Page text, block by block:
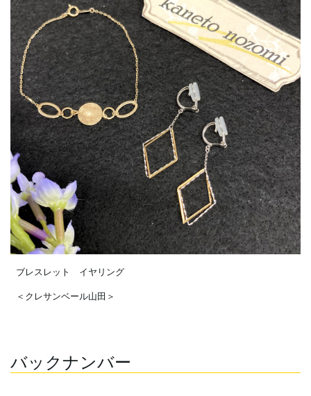
ブレスレット イヤリング
＜クレサンベール山田＞
バックナンバー